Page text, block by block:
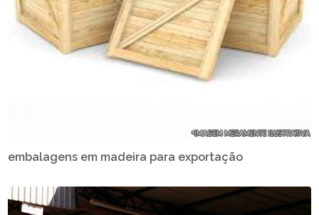
embalagens em madeira para exportação